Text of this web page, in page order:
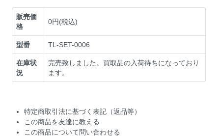
販売価
格
0円(税込)
型番 TL-SET-0006
在庫状
況
完売致しました。買取品の入荷待ちになっており
ます。
特定商取引法に基づく表記（返品等）
この商品を友達に教える
この商品について問い合わせる